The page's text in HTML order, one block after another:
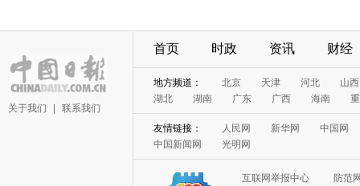
关于我们 联系我们
首页 时政 资讯 财经
地方频道： 北京 天津 河北
山西
湖北
湖南 广东 广西 海南
友情链接： 人民网 新华网
中国网
中国新闻网
光明网
互联网举报中心
防范